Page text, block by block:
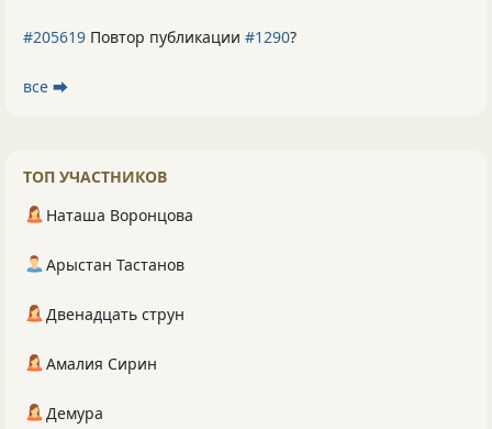
#205619 Повтор публикации #1290?
все ⮕
ТОП УЧАСТНИКОВ
Наташа Воронцова
Арыстан Тастанов
Двенадцать струн
Амалия Сирин
Демура